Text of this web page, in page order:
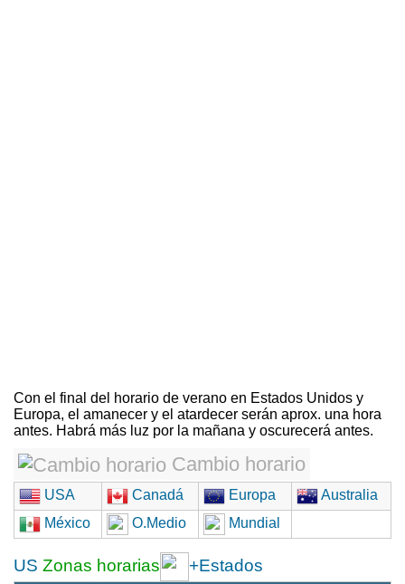
Con el final del horario de verano en Estados Unidos y
Europa, el amanecer y el atardecer serán aprox. una hora
antes. Habrá más luz por la mañana y oscurecerá antes.
Cambio horario
USA Canadá Europa
Australia
México
O.Medio Mundial
US Zonas horarias +Estados